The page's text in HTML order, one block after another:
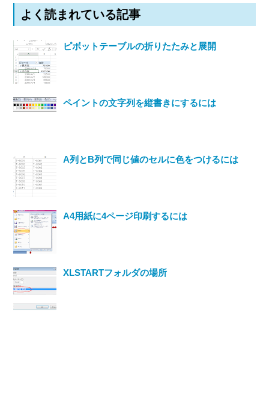
よく読まれている記事
ピボットテーブルの折りたたみと展開
ペイントの文字列を縦書きにするには
A列とB列で同じ値のセルに色をつけるには
A4用紙に4ページ印刷するには
XLSTARTフォルダの場所